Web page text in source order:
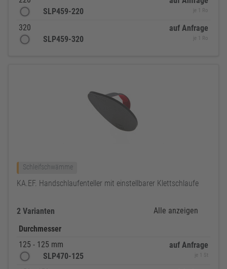
SLP459-220
je 1 Ro
320
SLP459-320
auf Anfrage
je 1 Ro
Schleifschwämme
KA.EF. Handschlaufenteller mit einstellbarer Klettschlaufe
2 Varianten
Alle anzeigen
Durchmesser
125 - 125 mm
SLP470-125
auf Anfrage
je 1 St